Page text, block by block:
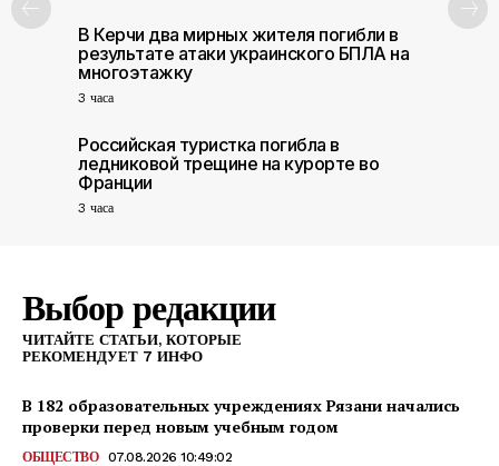
В Керчи два мирных жителя погибли в
результате атаки украинского БПЛА на
многоэтажку
3 часа
Российская туристка погибла в
ледниковой трещине на курорте во
Франции
3 часа
Выбор редакции
ЧИТАЙТЕ СТАТЬИ, КОТОРЫЕ
РЕКОМЕНДУЕТ 7 ИНФО
В 182 образовательных учреждениях Рязани начались
проверки перед новым учебным годом
ОБЩЕСТВО 07.08.2026 10:49:02